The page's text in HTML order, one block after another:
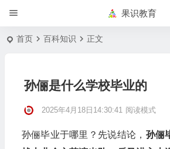
果识教育
首页 百科知识 正文
孙俪是什么学校毕业的
2025年4月18日14:30:41 阅读模式
孙俪毕业于哪里？先说结论， 孙俪